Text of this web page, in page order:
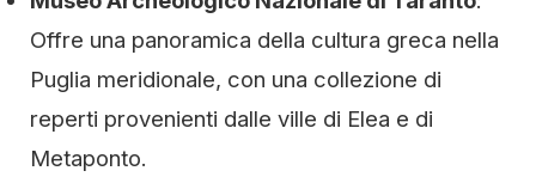
Offre una panoramica della cultura greca nella
Puglia meridionale, con una collezione di
reperti provenienti dalle ville di Elea e di
Metaponto.